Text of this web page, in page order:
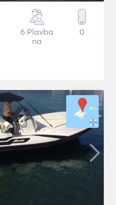
6 Plavba
na
0